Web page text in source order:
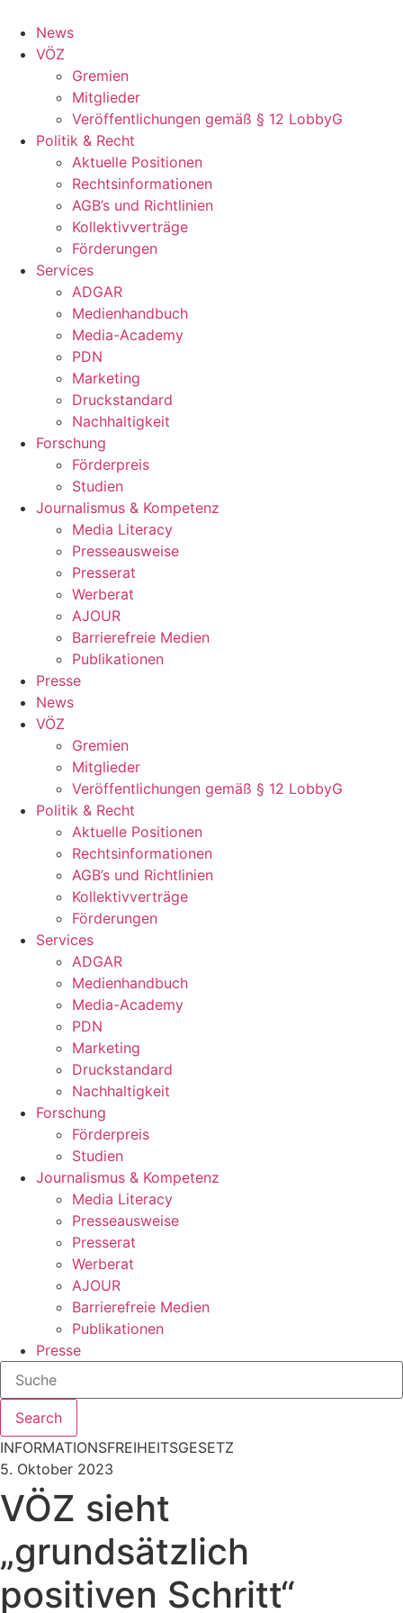
Inhalt
springen
News
VÖZ
Gremien
Mitglieder
Veröffentlichungen gemäß § 12 LobbyG
Politik & Recht
Aktuelle Positionen
Rechtsinformationen
AGB’s und Richtlinien
Kollektivverträge
Förderungen
Services
ADGAR
Medienhandbuch
Media-Academy
PDN
Marketing
Druckstandard
Nachhaltigkeit
Forschung
Förderpreis
Studien
Journalismus & Kompetenz
Media Literacy
Presseausweise
Presserat
Werberat
AJOUR
Barrierefreie Medien
Publikationen
Presse
News
VÖZ
Gremien
Mitglieder
Veröffentlichungen gemäß § 12 LobbyG
Politik & Recht
Aktuelle Positionen
Rechtsinformationen
AGB’s und Richtlinien
Kollektivverträge
Förderungen
Services
ADGAR
Medienhandbuch
Media-Academy
PDN
Marketing
Druckstandard
Nachhaltigkeit
Forschung
Förderpreis
Studien
Journalismus & Kompetenz
Media Literacy
Presseausweise
Presserat
Werberat
AJOUR
Barrierefreie Medien
Publikationen
Presse
Search
INFORMATIONSFREIHEITSGESETZ
5. Oktober 2023
VÖZ sieht
„grundsätzlich
positiven Schritt“